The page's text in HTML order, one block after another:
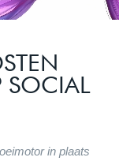
SOCIAL
in plaats